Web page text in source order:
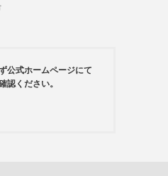
公式ホームページにて
認ください。